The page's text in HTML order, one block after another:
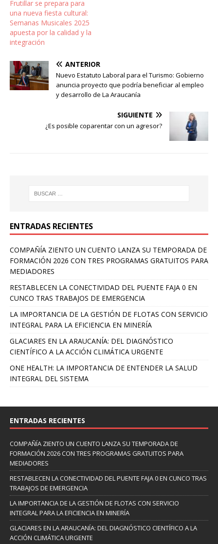
Frutillar se prepara para
una nueva fiesta cultural:
Semanas Musicales 2025
apuesta por la calidad y la
integración
ANTERIOR
Nuevo Estatuto Laboral para el Turismo: Gobierno
anuncia proyecto que podría beneficiar al empleo
y desarrollo de La Araucanía
SIGUIENTE
¿Es posible coparentar con un agresor?
ENTRADAS RECIENTES
COMPAÑÍA ZIENTO UN CUENTO LANZA SU TEMPORADA DE
FORMACIÓN 2026 CON TRES PROGRAMAS GRATUITOS PARA
MEDIADORES
RESTABLECEN LA CONECTIVIDAD DEL PUENTE FAJA 0 EN
CUNCO TRAS TRABAJOS DE EMERGENCIA
LA IMPORTANCIA DE LA GESTIÓN DE FLOTAS CON SERVICIO
INTEGRAL PARA LA EFICIENCIA EN MINERÍA
GLACIARES EN LA ARAUCANÍA: DEL DIAGNÓSTICO
CIENTÍFICO A LA ACCIÓN CLIMÁTICA URGENTE
ONE HEALTH: LA IMPORTANCIA DE ENTENDER LA SALUD
INTEGRAL DEL SISTEMA
ENTRADAS RECIENTES
COMPAÑÍA ZIENTO UN CUENTO LANZA SU TEMPORADA DE
FORMACIÓN 2026 CON TRES PROGRAMAS GRATUITOS PARA
MEDIADORES
RESTABLECEN LA CONECTIVIDAD DEL PUENTE FAJA 0 EN CUNCO TRAS
TRABAJOS DE EMERGENCIA
LA IMPORTANCIA DE LA GESTIÓN DE FLOTAS CON SERVICIO
INTEGRAL PARA LA EFICIENCIA EN MINERÍA
GLACIARES EN LA ARAUCANÍA: DEL DIAGNÓSTICO CIENTÍFICO A LA
ACCIÓN CLIMÁTICA URGENTE